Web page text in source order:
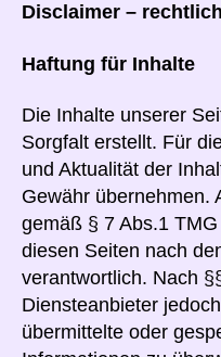
Disclaimer –
Haftung für Inhalte
Die Inhalte unserer
Sorgfalt erstellt. Für
und Aktualität der
Gewähr übernehmen.
gemäß § 7 Abs.1
diesen Seiten nach
verantwortlich. Nach
Diensteanbieter
übermittelte oder